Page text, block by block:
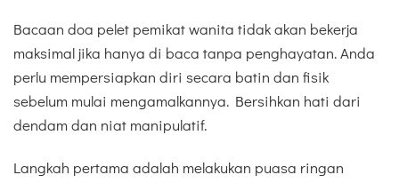
Bacaan doa pelet pemikat wanita tidak akan bekerja
maksimal jika hanya di baca tanpa penghayatan. Anda
perlu mempersiapkan diri secara batin dan fisik
sebelum mulai mengamalkannya. Bersihkan hati dari
dendam dan niat manipulatif.
Langkah pertama adalah melakukan puasa ringan